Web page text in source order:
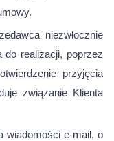
niezwłocznie
do realizacji, poprzez
przyjęcia
związanie Klienta
wiadomości e-mail, o